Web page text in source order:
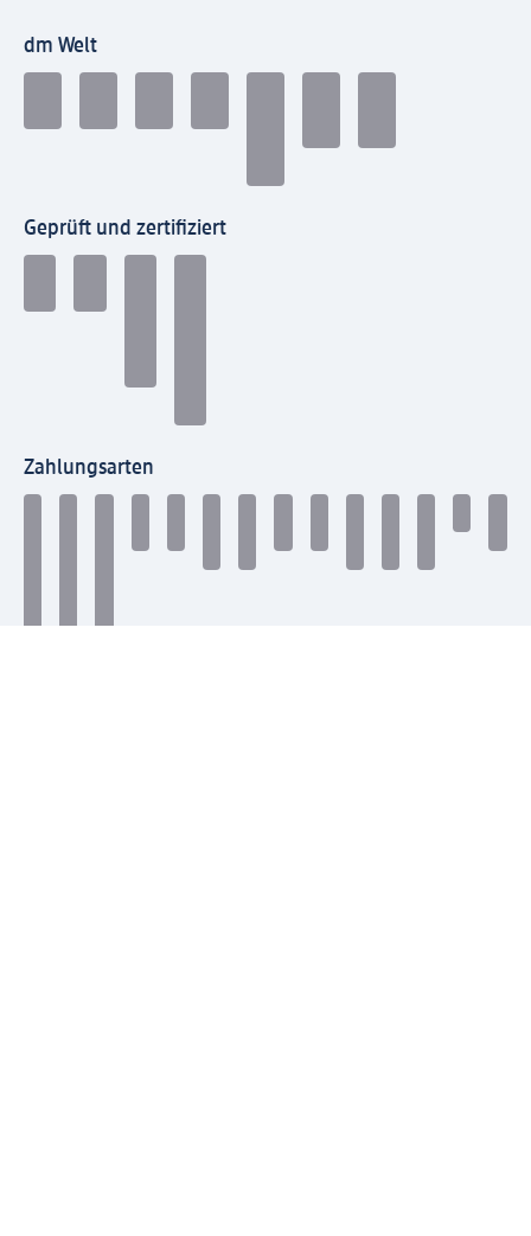
dm Welt
Geprüft und zertifiziert
Zahlungsarten